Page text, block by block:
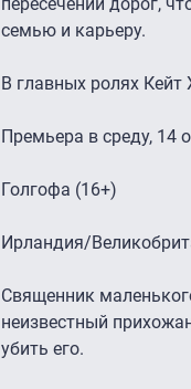
семью и карьеру.
В главных ролях
Премьера в среду, 14
Голгофа (16+)
Ирландия/
Священник
неизвестный
убить его.